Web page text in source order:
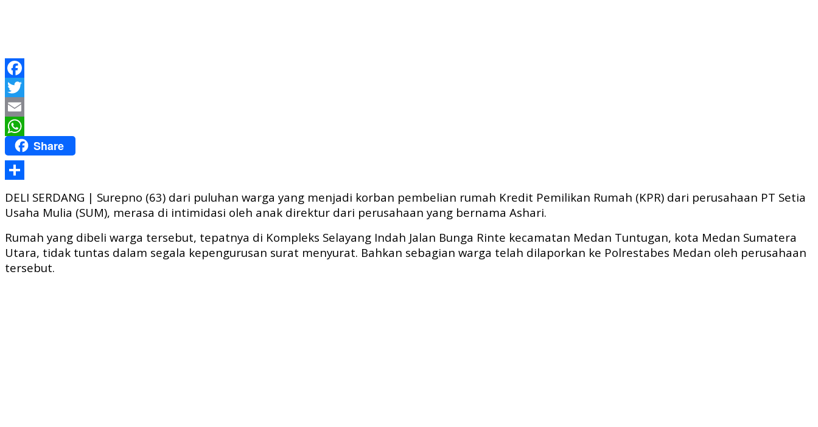
Facebook
Twitter
Email
WhatsApp
Share
DELI SERDANG | Surepno (63) dari puluhan warga yang menjadi korban pembelian rumah Kredit Pemilikan Rumah (KPR) dari perusahaan PT Setia
Usaha Mulia (SUM), merasa di intimidasi oleh anak direktur dari perusahaan yang bernama Ashari.
Rumah yang dibeli warga tersebut, tepatnya di Kompleks Selayang Indah Jalan Bunga Rinte kecamatan Medan Tuntugan, kota Medan Sumatera
Utara, tidak tuntas dalam segala kepengurusan surat menyurat. Bahkan sebagian warga telah dilaporkan ke Polrestabes Medan oleh perusahaan
tersebut.